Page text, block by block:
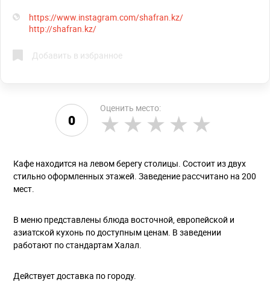
https://www.instagram.com/shafran.kz/
http://shafran.kz/
Добавить в избранное
0
Оценить место:
Кафе находится на левом берегу столицы. Состоит из двух
стильно оформленных этажей. Заведение рассчитано на 200
мест.
В меню представлены блюда восточной, европейской и
азиатской кухонь по доступным ценам. В заведении
работают по стандартам Халал.
Действует доставка по городу.